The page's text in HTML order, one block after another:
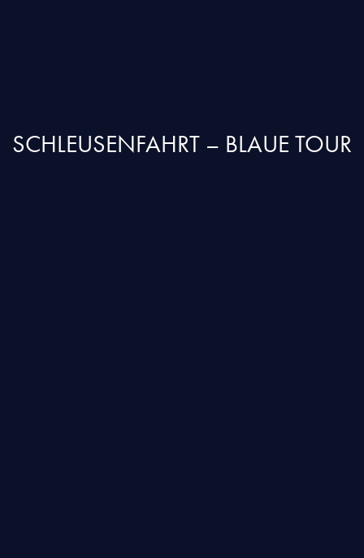
SCHLEUSENFAHRT – BLAUE TOUR